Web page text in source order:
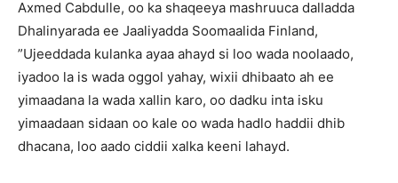
Axmed Cabdulle, oo ka shaqeeya mashruuca dalladda
Dhalinyarada ee Jaaliyadda Soomaalida Finland,
”Ujeeddada kulanka ayaa ahayd si loo wada noolaado,
iyadoo la is wada oggol yahay, wixii dhibaato ah ee
yimaadana la wada xallin karo, oo dadku inta isku
yimaadaan sidaan oo kale oo wada hadlo haddii dhib
dhacana, loo aado ciddii xalka keeni lahayd.